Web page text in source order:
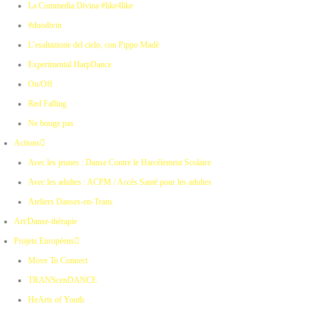
La Commedia Divina #like4like
#duodivin
L’esaltazione del cielo, con Pippo Madè
Experimental HarpDance
On/Off
Red Falling
Ne bouge pas
Actions
Avec les jeunes : Danse Contre le Harcèlement Scolaire
Avec les adultes : ACPM / Accès Santé pour les adultes
Ateliers Danses-en-Trans
Art/Danse-thérapie
Projets Européens
Move To Connect
TRANScenDANCE
HeArts of Youth